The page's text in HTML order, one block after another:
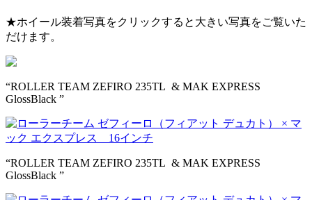
★ホイール装着写真をクリックすると大きい写真をご覧いた
だけます。
“ROLLER TEAM ZEFIRO 235TL & MAK EXPRESS
GlossBlack ”
“ROLLER TEAM ZEFIRO 235TL & MAK EXPRESS
GlossBlack ”